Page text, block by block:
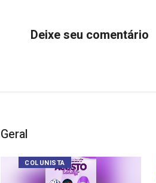
Deixe seu comentário
Geral
COLUNISTA